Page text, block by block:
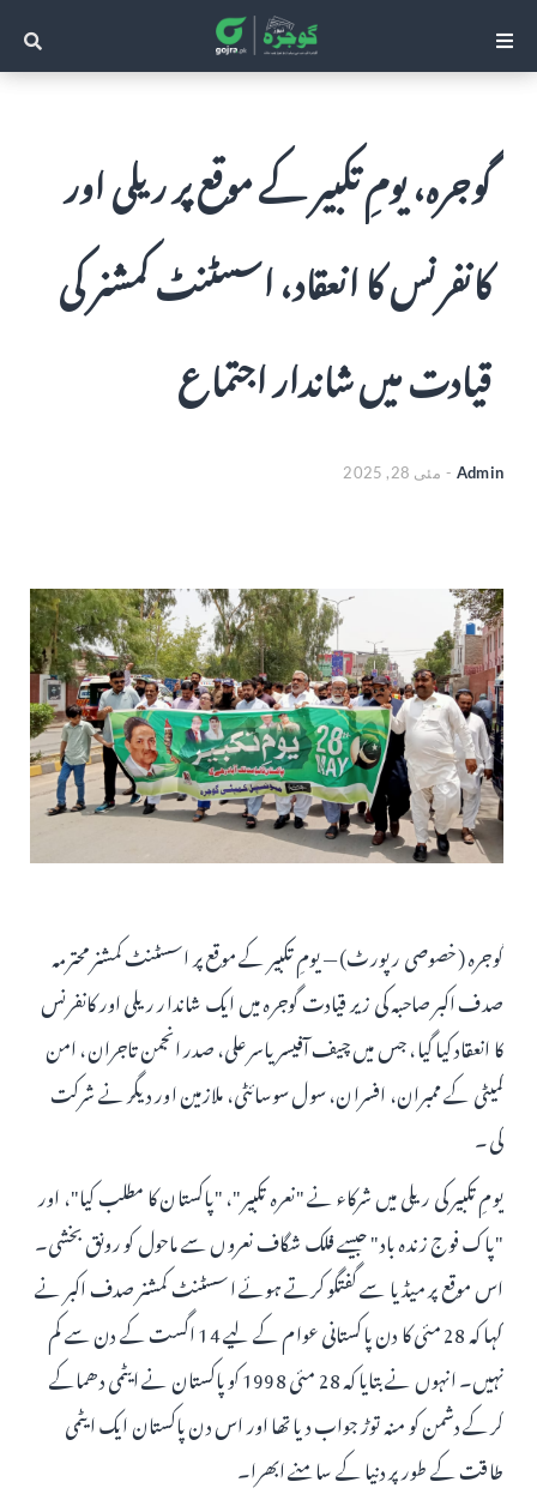
گوجرہ، یومِ تکبیر کے موقع پر ریلی اور
کانفرنس کا انعقاد، اسسٹنٹ کمشنر کی
قیادت میں شاندار اجتماع
Admin
- مئی 28, 2025
گوجرہ (خصوصی رپورٹ) — یومِ تکبیر کے موقع پر اسسٹنٹ کمشنر محترمہ
صدف اکبر صاحبہ کی زیر قیادت گوجرہ میں ایک شاندار ریلی اور کانفرنس
کا انعقاد کیا گیا، جس میں چیف آفیسر یاسر علی، صدر انجمن تاجران، امن
کمیٹی کے ممبران، افسران، سول سوسائٹی، ملازمین اور دیگر نے شرکت
کی۔
یومِ تکبیر کی ریلی میں شرکاء نے "نعرہ تکبیر"، "پاکستان کا مطلب کیا"، اور
"پاک فوج زندہ باد" جیسے فلک شگاف نعروں سے ماحول کو رونق بخشی۔
اس موقع پر میڈیا سے گفتگو کرتے ہوئے اسسٹنٹ کمشنر صدف اکبر نے
کہا کہ 28 مئی کا دن پاکستانی عوام کے لیے 14 اگست کے دن سے کم
نہیں۔ انہوں نے بتایا کہ 28 مئی 1998 کو پاکستان نے ایٹمی دھماکے
کرکے دشمن کو منہ توڑ جواب دیا تھا اور اس دن پاکستان ایک ایٹمی
طاقت کے طور پر دنیا کے سامنے ابھرا۔